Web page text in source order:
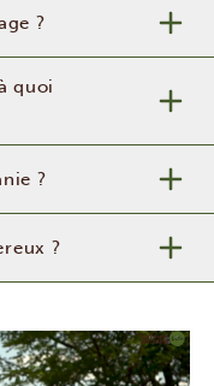
?
quoi
?
?